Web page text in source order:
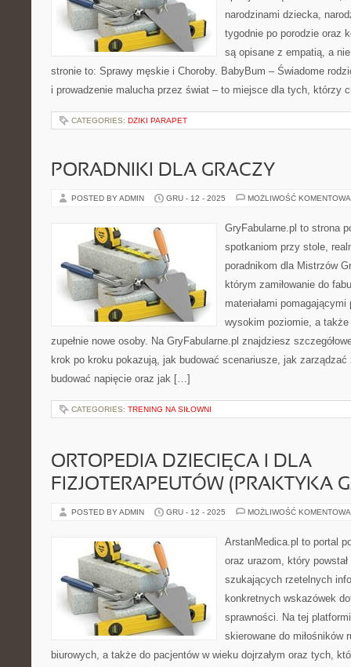
narodzinami dziecka,
tygodnie po porodzie oraz
są opisane z empatią, a
stronie to: Sprawy męskie i Choroby. BabyBum – Świadome
i prowadzenie malucha przez świat – to miejsce dla tych, którzy
CATEGORIES: DZIKI PARAPET
PORADNIKI DLA GRACZY
POSTED BY ADMIN GRU - 12 - 2025 MOŻLIWOŚĆ
GryFabularne.pl to strona
spotkaniom przy stole,
poradnikom dla Mistrzów
którym zamiłowanie do
materiałami
wysokim poziomie, a
zupełnie nowe osoby. Na GryFabularne.pl znajdziesz
krok po kroku pokazują, jak budować scenariusze, jak zarządzać
budować napięcie oraz jak […]
CATEGORIES: TRENING NA SIŁOWNI
ORTOPEDIA DZIECIĘCA I DLA
FIZJOTERAPEUTÓW (PRAKTYKA
POSTED BY ADMIN GRU - 12 - 2025 MOŻLIWOŚĆ
ArstanMedica.pl to portal
oraz urazom, który
szukających rzetelnych
konkretnych wskazówek
sprawności. Na tej
skierowane do miłośników
biurowych, a także do pacjentów w wieku dojrzałym oraz tych,